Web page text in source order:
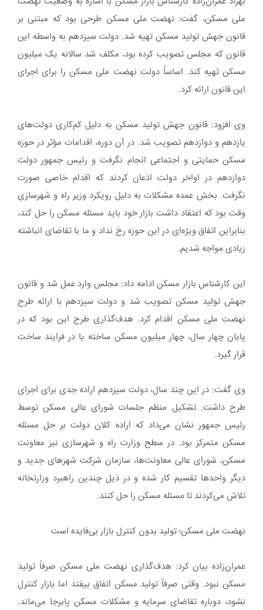
ملی مسکن، گفت: نهضت ملی مسکن طرحی بود که مبتنی بر
قانون جهش تولید مسکن تهیه شد. دولت سیزدهم به واسطه این
قانون که مجلس تصویب کرده بود، مکلف شد سالانه یک میلیون
مسکن تهیه کند. اساساً دولت نهضت ملی مسکن را برای اجرای
این قانون ارائه کرد.
وی افزود: قانون جهش تولید مسکن به دلیل کم‌کاری دولت‌های
یازدهم و دوازدهم تصویب شد. در آن دوره، اقدامات مؤثر در حوزه
مسکن حمایتی و اجتماعی انجام نگرفت و رئیس جمهور دولت
دوازدهم در اواخر دولت اذعان کردند که اقدام خاصی صورت
نگرفت. بخش عمده مشکلات به دلیل رویکرد وزیر راه و شهرسازی
وقت بود که اعتقاد داشت بازار خود باید مسئله مسکن را حل کند،
بنابراین اتفاق ویژه‌ای در این حوزه رخ نداد و ما با تقاضای انباشته
زیادی مواجه شدیم.
این کارشناس بازار مسکن ادامه داد: مجلس وارد عمل شد و قانون
جهش تولید مسکن تصویب شد و دولت سیزدهم با ارائه طرح
نهضت ملی مسکن اقدام کرد. هدف‌گذاری طرح این بود که در
پایان چهار سال، چهار میلیون مسکن ساخته یا در فرایند ساخت
قرار گیرد.
وی گفت: در این چند سال، دولت سیزدهم اراده جدی برای اجرای
طرح داشت. تشکیل منظم جلسات شورای عالی مسکن توسط
رئیس جمهور نشان می‌داد که اراده کلان دولت بر حل مسئله
مسکن متمرکز بود. در سطح وزارت راه و شهرسازی نیز معاونت
مسکن، شورای عالی معاونت‌ها، سازمان شرکت شهرهای جدید و
دیگر واحدها تقسیم کار شده و در ذیل چندین راهبرد وزارتخانه
تلاش می‌کردند تا مسئله مسکن را حل کنند.
نهضت ملی مسکن؛ تولید بدون کنترل بازار بی‌فایده است
عمران‌زاده بیان کرد: هدف‌گذاری نهضت ملی مسکن صرفاً تولید
مسکن نبود. وقتی صرفاً تولید مسکن اتفاق بیفتد اما بازار کنترل
نشود، دوباره تقاضای سرمایه و مشکلات مسکن پابرجا می‌ماند.